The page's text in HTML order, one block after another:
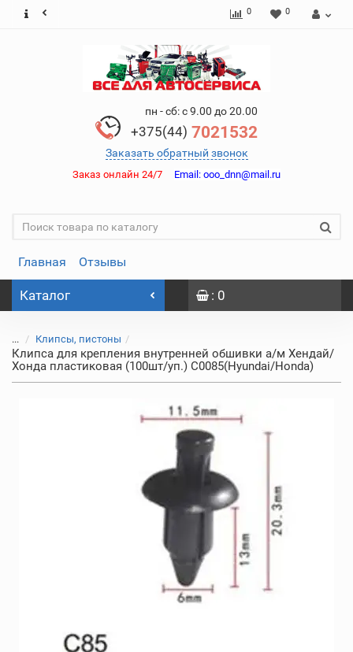
0 0
пн - сб: с 9.00 до 20.00
+375(44) 7021532
Заказать обратный звонок
Заказ онлайн 24/7 Email: ooo_dnn@mail.ru
Главная Отзывы
Каталог : 0
... Клипсы, пистоны
Клипса для крепления внутренней обшивки а/м Хендай/
Хонда пластиковая (100шт/уп.) C0085(Hyundai/Honda)